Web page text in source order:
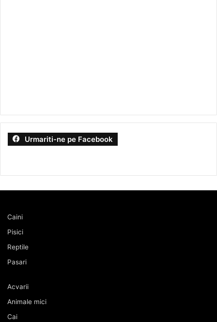
Urmariti-ne pe Facebook
Caini
Pisici
Reptile
Pasari
Acvarii
Animale mici
Cai